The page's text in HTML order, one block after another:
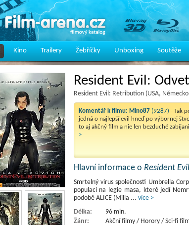
Kino Trailery Žebříčky Unboxing Soutěže
Resident Evil:
Resident Evil: Retribution (USA,
Komentář k filmu: Mino87 (9287) - Tak
jedná o najlepší evil hneď po výbornej
to aj akčný film a nie len bezduché
>
Hlavní informace o Resident
Smrtelný virus společnosti Umbrella
populaci na legie masa, které jedí
podobě ALICE (Milla ... více >
Délka:
96 min.
Žánr:
Akční filmy / Horory / Sci-fi